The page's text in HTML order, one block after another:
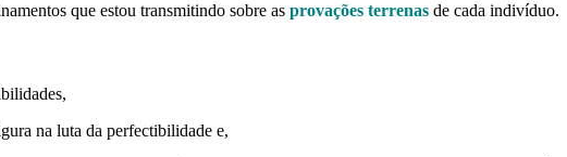
que estou transmitindo sobre as provações terrenas de cada indivíduo.
na luta da perfectibilidade e,